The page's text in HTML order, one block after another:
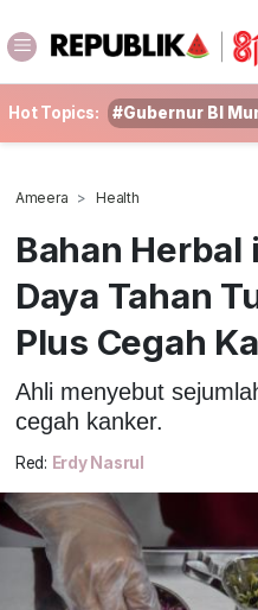
Hot Topics: #Gubernur BI
Ameera Health
Bahan
Daya Tahan
Plus Cegah
Ahli menyebut
cegah kanker.
Red: Erdy Nasrul